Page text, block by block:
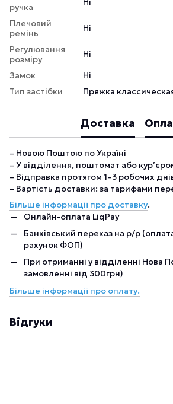
ручка
Плечовий
ремінь
Ні
Регулювання
розміру
Ні
Замок
Ні
Тип застібки
Пряжка
Доставка
– Новою Поштою по Україні
– У відділення, поштомат або
– Відправка протягом 1–3 робочих
– Вартість доставки: за тарифами
Більше інформації про доставку.
Онлайн-оплата LiqPay
Банківський переказ на р/р
рахунок ФОП)
При отриманні у відділенні Нова
замовленні від 300грн)
Більше інформації про оплату.
Відгуки